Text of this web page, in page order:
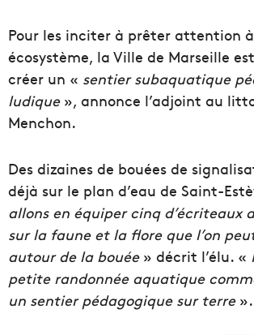
Pour les inciter à prêter attention
écosystème, la Ville de Marseille
créer un « sentier subaquatique
ludique», annonce l’adjoint au
Menchon.
Des dizaines de bouées de
déjà sur le plan d’eau de Saint-
allons en équiper cinq d’écriteaux
sur la faune et la flore que l’on
autour de la bouée» décrit l’élu. «
petite randonnée aquatique
un sentier pédagogique sur terre».